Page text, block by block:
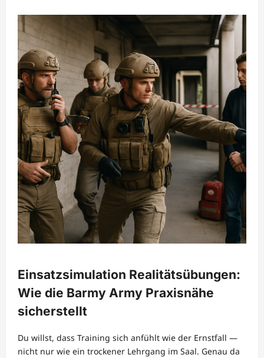
Einsatzsimulation Realitätsübungen:
Wie die Barmy Army Praxisnähe
sicherstellt
Du willst, dass Training sich anfühlt wie der Ernstfall —
nicht nur wie ein trockener Lehrgang im Saal. Genau da